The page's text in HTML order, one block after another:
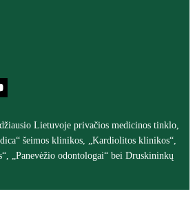
Lietuvoje privačios medicinos tinklo,
šeimos klinikos, „Kardiolitos klinikos“,
„Panevėžio odontologai“ bei Druskininkų